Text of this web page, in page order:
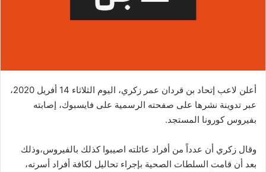
أعلن لاعب إتحاد بن قردان عمر زكري، اليوم الثلاثاء 14 أفريل 2020،
عبر تدوينة نشرها على صفحته الرسمية على فايسبوك، إصابته
بفيروس كورونا المستجد.
وقال زكري أن عدداً من أفراد عائلته اصيبوا كذلك بالفيروس،وذلك
بعد أن قامت السلطات الصحية بإجراء تحاليل لكافة أفراد أسرته،